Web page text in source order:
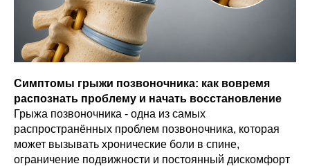
Симптомы грыжи позвоночника: как вовремя
распознать проблему и начать восстановление
Грыжа позвоночника - одна из самых
распространённых проблем позвоночника, которая
может вызывать хронические боли в спине,
ограничение подвижности и постоянный дискомфорт